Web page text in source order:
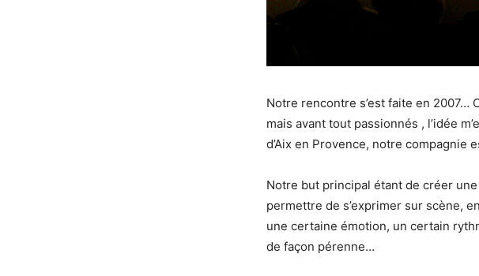
Notre rencontre s’est faite en 2007…
mais avant tout passionnés , l’idée
d’Aix en Provence, notre compagnie
Notre but principal étant de créer
permettre de s’exprimer sur scène,
une certaine émotion, un certain
de façon pérenne…